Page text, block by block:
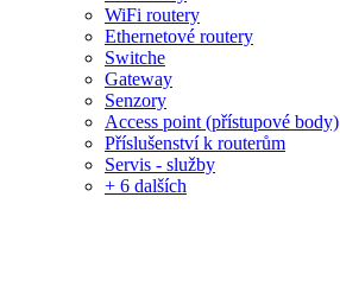
WiFi routery
Ethernetové routery
Switche
Gateway
Senzory
Access point (přístupové body)
Příslušenství k routerům
Servis - služby
+ 6 dalších